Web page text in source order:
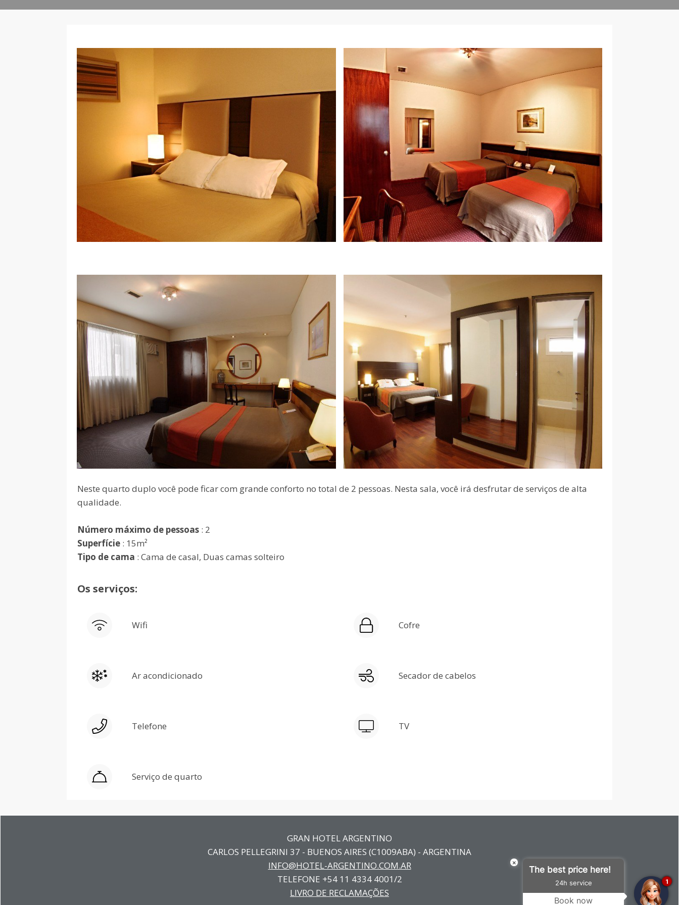
Neste quarto duplo você pode ficar com grande conforto no total de 2 pessoas. Nesta sala, você irá desfrutar de serviços de alta
qualidade.
Número máximo de pessoas : 2
Superfície : 15m²
Tipo de cama : Cama de casal, Duas camas solteiro
Os serviços:
Wifi Cofre
Ar acondicionado Secador de cabelos
Telefone TV
Serviço de quarto
GRAN HOTEL ARGENTINO
CARLOS PELLEGRINI 37 - BUENOS AIRES (C1009ABA) - ARGENTINA
INFO@HOTEL-ARGENTINO.COM.AR
TELEFONE +54 11 4334 4001/2
LIVRO DE RECLAMAÇÕES
×
The best price here!
24h service
Book now
1